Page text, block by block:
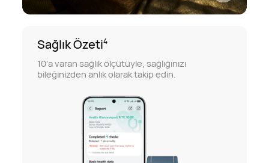
Sağlık Özeti4
10'a varan sağlık ölçütüyle, sağlığınızı
bileğinizden anlık olarak takip edin.